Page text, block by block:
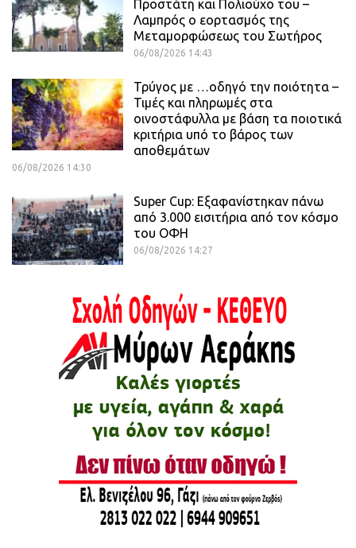
Προστάτη και Πολιούχο του –
Λαμπρός ο εορτασμός της
Μεταμορφώσεως του Σωτήρος
06/08/2026 14:43
Τρύγος με …οδηγό την ποιότητα –
Τιμές και πληρωμές στα
οινοστάφυλλα με βάση τα ποιοτικά
κριτήρια υπό το βάρος των
αποθεμάτων
06/08/2026 14:30
Super Cup: Εξαφανίστηκαν πάνω
από 3.000 εισιτήρια από τον κόσμο
του ΟΦΗ
06/08/2026 14:27